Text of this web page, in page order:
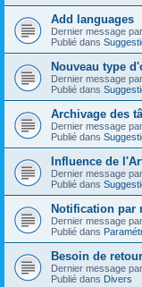
Add languages
Dernier message par
Publié dans
Nouveau type
Dernier message par
Publié dans
Archivage des
Dernier message par
Publié dans
Influence de
Dernier message par
Publié dans
Notification par
Dernier message par
Publié dans
Besoin de
Dernier message par
Publié dans Divers